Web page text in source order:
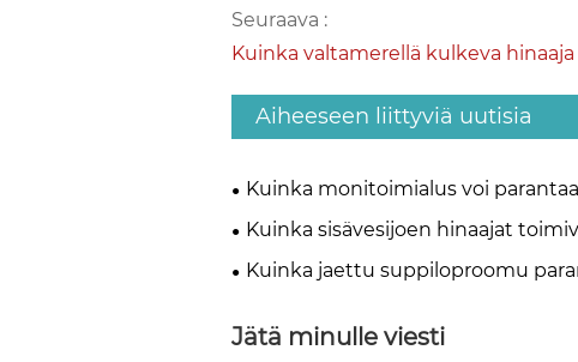
Seuraava :
Kuinka valtamerellä kulkeva
Aiheeseen liittyviä uutisia
Kuinka monitoimialus voi
alentaa kustannuksia merenkulussa?
Kuinka sisävesijoen hinaajat
Kuinka jaettu suppiloproomu
Jätä minulle viesti